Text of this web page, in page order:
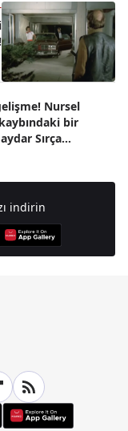
Nursel
bir
Sırça
indirin